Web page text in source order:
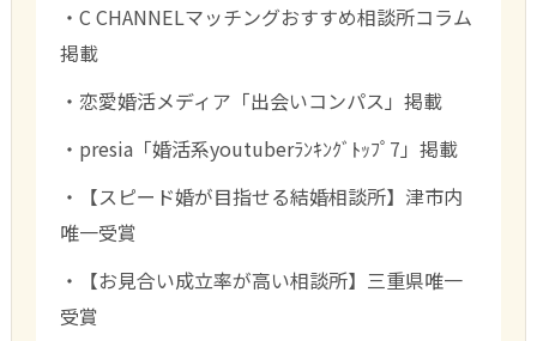
・C CHANNELマッチングおすすめ相談所コラム
掲載
・恋愛婚活メディア「出会いコンパス」掲載
・presia「婚活系youtuberﾗﾝｷﾝｸﾞﾄｯﾌﾟ7」掲載
・【スピード婚が目指せる結婚相談所】津市内
唯一受賞
・【お見合い成立率が高い相談所】三重県唯一
受賞